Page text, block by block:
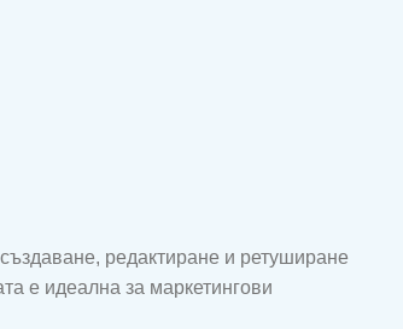
редактиране и ретуширане
е идеална за маркетингови